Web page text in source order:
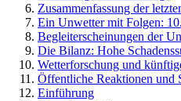
Zusammenfassung der
Ein Unwetter mit Folgen:
Begleiterscheinungen der
Die Bilanz: Hohe
Wetterforschung und
Öffentliche Reaktionen und
Einführung